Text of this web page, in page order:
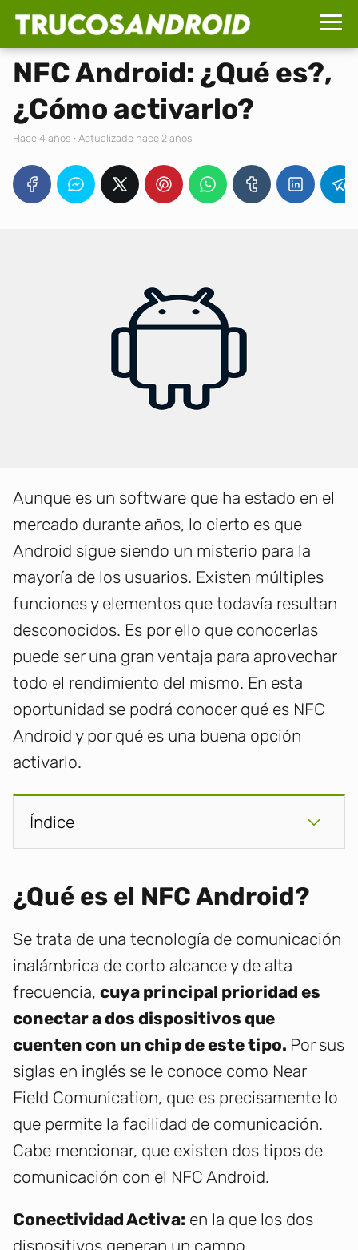
NFC Android: ¿Qué es?,
¿Cómo activarlo?
hace 4 años · Actualizado hace 2 años
Aunque es un software que ha estado en el
mercado durante años, lo cierto es que
Android sigue siendo un misterio para la
mayoría de los usuarios. Existen múltiples
funciones y elementos que todavía resultan
desconocidos. Es por ello que conocerlas
puede ser una gran ventaja para aprovechar
todo el rendimiento del mismo. En esta
oportunidad se podrá conocer qué es NFC
Android y por qué es una buena opción
activarlo.
Índice
¿Qué es el NFC Android?
Se trata de una tecnología de comunicación
inalámbrica de corto alcance y de alta
frecuencia, cuya principal prioridad es
conectar a dos dispositivos que
cuenten con un chip de este tipo. Por sus
siglas en inglés se le conoce como Near
Field Comunication, que es precisamente lo
que permite la facilidad de comunicación.
Cabe mencionar, que existen dos tipos de
comunicación con el NFC Android.
Conectividad Activa: en la que los dos
dispositivos generan un campo